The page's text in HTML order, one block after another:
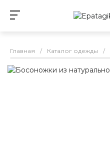
Главная / Каталог одежды /